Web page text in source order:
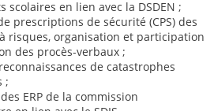
scolaires en lien avec la DSDEN ;
prescriptions de sécurité (CPS) des
risques, organisation et participation
des procès-verbaux ;
de catastrophes
;
ERP de la commission